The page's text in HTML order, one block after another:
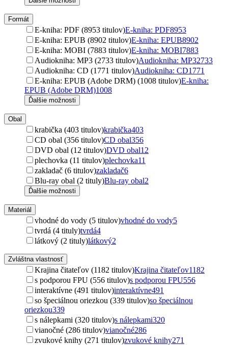
Formát
E-kniha: PDF (8953 titulov)E-kniha: PDF8953
E-kniha: EPUB (8902 titulov)E-kniha: EPUB8902
E-kniha: MOBI (7883 titulov)E-kniha: MOBI7883
Audiokniha: MP3 (2733 titulov)Audiokniha: MP32733
Audiokniha: CD (1771 titulov)Audiokniha: CD1771
E-kniha: EPUB (Adobe DRM) (1008 titulov)E-kniha:
EPUB (Adobe DRM)1008
Ďalšie možnosti
Obal
krabička (403 titulov)krabička403
CD obal (356 titulov)CD obal356
DVD obal (12 titulov)DVD obal12
plechovka (11 titulov)plechovka11
zakladač (6 titulov)zakladač6
Blu-ray obal (2 tituly)Blu-ray obal2
Ďalšie možnosti
Materiál
vhodné do vody (5 titulov)vhodné do vody5
tvrdá (4 tituly)tvrdá4
látkový (2 tituly)látkový2
Zvláštna vlastnosť
Krajina čitateľov (1182 titulov)Krajina čitateľov1182
s podporou FPU (556 titulov)s podporou FPU556
interaktívne (491 titulov)interaktívne491
so špeciálnou oriezkou (339 titulov)so špeciálnou
oriezkou339
s nálepkami (320 titulov)s nálepkami320
vianočné (286 titulov)vianočné286
zvukové knihy (271 titulov)zvukové knihy271